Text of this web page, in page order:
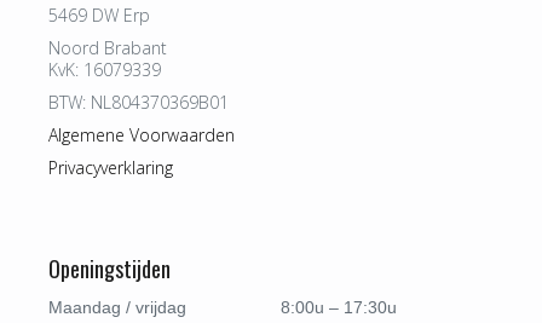
5469 DW Erp
Noord Brabant
KvK: 16079339
BTW: NL804370369B01
Algemene Voorwaarden
Privacyverklaring
Openingstijden
Maandag / vrijdag
8:00u – 17:30u